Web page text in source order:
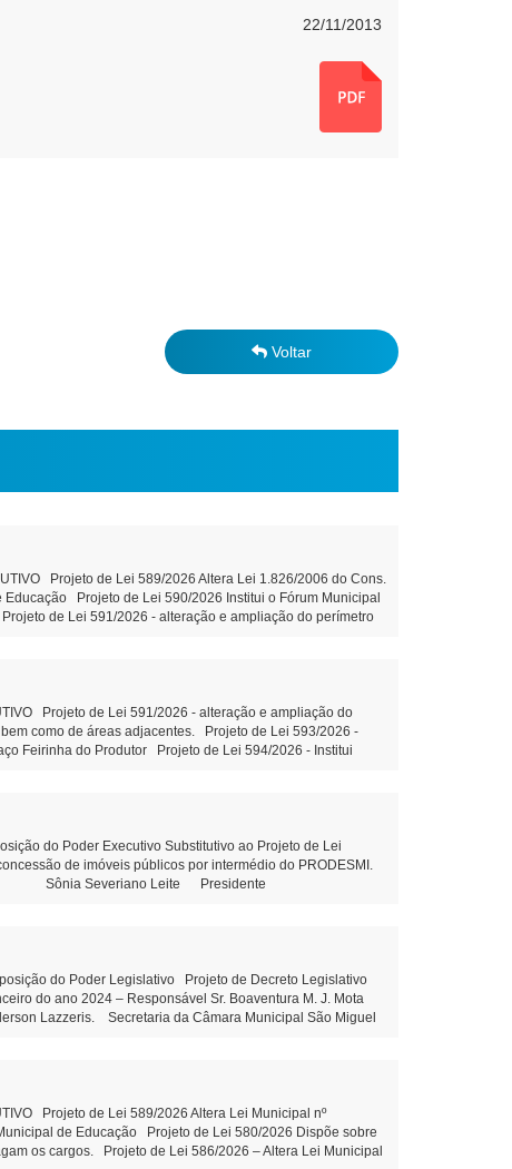
22/11/2013
Voltar
Projeto de Lei 589/2026 Altera Lei 1.826/2006 do Cons.
Projeto de Lei 590/2026 Institui o Fórum Municipal
de Lei 591/2026 - alteração e ampliação do perímetro
Federal e outras providências - Tramitação Legal Projeto
Legal Objetivo: Terceirização da gestão hospitalar
piso salarial de servidores do quadro de pessoal efetivo
81/2026: Construção de uma Creche no Distrito de
terceirizada, para manutenção da rede de iluminação
Projeto de Lei 591/2026 - alteração e ampliação do
como de áreas adjacentes. Projeto de Lei 593/2026 -
Feirinha do Produtor Projeto de Lei 594/2026 - Institui
Municipal de Educação Tramitação Legal Objetivo:
Municipal de Educação – Tramitação Legal Objetivo: Dispõe
Resolução 03/2026 - Prorroga o prazo para conclusão dos
outras providências. Projeto de Lei 592/2026 - Altera piso
do cargo Aux.de Serviços gerais - leitura Indicação
Maria Dall’Oglio Cavalca Autor: Vereador Evandro Ghellere
Dandolini Sônia Severiano
do Poder Executivo Substitutivo ao Projeto de Lei
de imóveis públicos por intermédio do PRODESMI.
Sônia Severiano Leite Presidente
do Poder Legislativo Projeto de Decreto Legislativo
do ano 2024 – Responsável Sr. Boaventura M. J. Mota
Lazzeris. Secretaria da Câmara Municipal São Miguel
Projeto de Lei 589/2026 Altera Lei Municipal nº
de Educação Projeto de Lei 580/2026 Dispõe sobre
os cargos. Projeto de Lei 586/2026 – Altera Lei Municipal